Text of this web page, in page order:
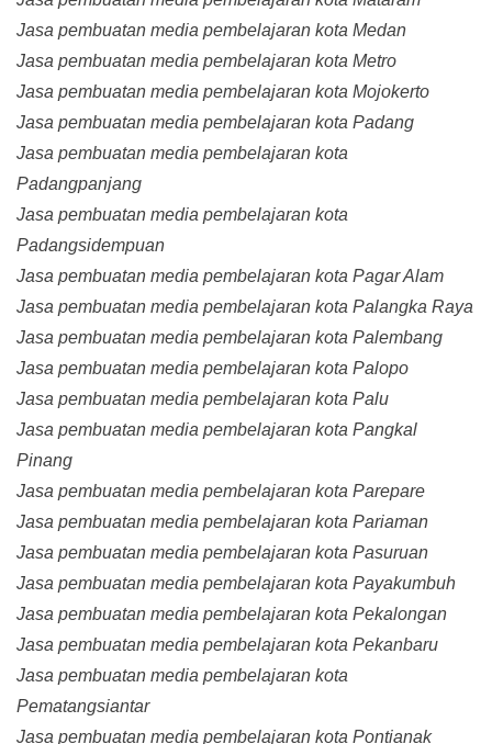
Jasa pembuatan media pembelajaran kota Medan
Jasa pembuatan media pembelajaran kota Metro
Jasa pembuatan media pembelajaran kota Mojokerto
Jasa pembuatan media pembelajaran kota Padang
Jasa pembuatan media pembelajaran kota
Padangpanjang
Jasa pembuatan media pembelajaran kota
Padangsidempuan
Jasa pembuatan media pembelajaran kota Pagar Alam
Jasa pembuatan media pembelajaran kota Palangka Raya
Jasa pembuatan media pembelajaran kota Palembang
Jasa pembuatan media pembelajaran kota Palopo
Jasa pembuatan media pembelajaran kota Palu
Jasa pembuatan media pembelajaran kota Pangkal
Pinang
Jasa pembuatan media pembelajaran kota Parepare
Jasa pembuatan media pembelajaran kota Pariaman
Jasa pembuatan media pembelajaran kota Pasuruan
Jasa pembuatan media pembelajaran kota Payakumbuh
Jasa pembuatan media pembelajaran kota Pekalongan
Jasa pembuatan media pembelajaran kota Pekanbaru
Jasa pembuatan media pembelajaran kota
Pematangsiantar
Jasa pembuatan media pembelajaran kota Pontianak